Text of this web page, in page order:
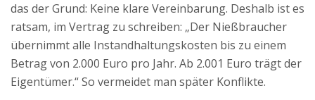
das der Grund: Keine klare Vereinbarung. Deshalb ist es
ratsam, im Vertrag zu schreiben: „Der Nießbraucher
übernimmt alle Instandhaltungskosten bis zu einem
Betrag von 2.000 Euro pro Jahr. Ab 2.001 Euro trägt der
Eigentümer.“ So vermeidet man später Konflikte.